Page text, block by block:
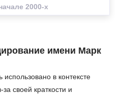
2000-х
имени Марк
в контексте
своей краткости и